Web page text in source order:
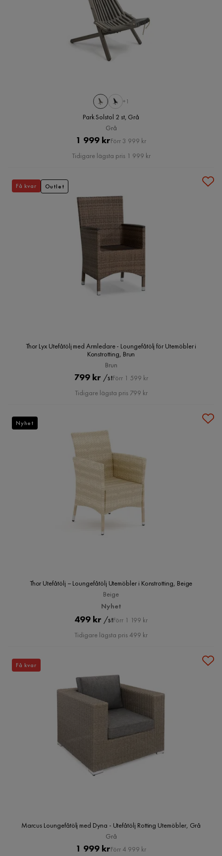
+1
Park Solstol 2 st, Grå
Grå
Pris
1 999 krOriginal
Pris
Förr 3 999 kr
Tidigare lägsta pris 1 999 kr
Thor Lyx Utefåtölj med Armledare - Loungefåtölj för Utemöbler i
Konstrotting, Brun
Brun
Pris
799 kr /stOriginal
Pris
Förr 1 599 kr
Tidigare lägsta pris 799 kr
Få kvar Outlet
Thor Utefåtölj – Loungefåtölj Utemöbler i Konstrotting, Beige
Beige
Nyhet
Pris
499 kr /stOriginal
Pris
Förr 1 199 kr
Tidigare lägsta pris 499 kr
Nyhet
Marcus Loungefåtölj med Dyna - Utefåtölj Rotting Utemöbler, Grå
Grå
Pris
1 999 krOriginal
Förr 4 999 kr
Få kvar